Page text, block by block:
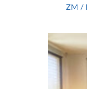
ZM /